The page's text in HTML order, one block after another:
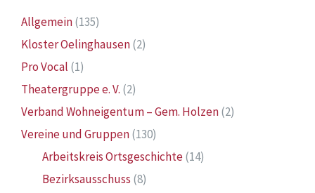
Allgemein(135)
Kloster Oelinghausen(2)
Pro Vocal (1)
Theatergruppe e. V. (2)
Verband Wohneigentum – Gem. Holzen(2)
Vereine und Gruppen(130)
Arbeitskreis Ortsgeschichte(14)
Bezirksausschuss (8)